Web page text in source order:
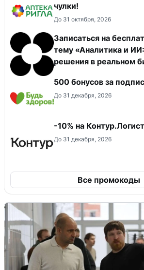
чулки!
До 31 октября, 2026
Записаться на
тему «Аналитика и
решения в реальном
500 бонусов за
До 31 декабря, 2026
-10% на
До 31 декабря, 2026
Все промокоды